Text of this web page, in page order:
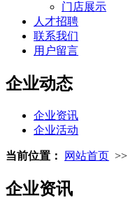
门店展示
人才招聘
联系我们
用户留言
企业动态
企业资讯
企业活动
当前位置： 网站首页 >>
企业资讯